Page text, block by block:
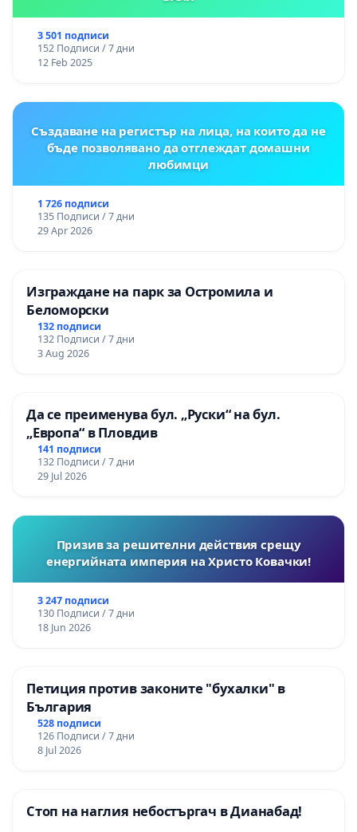
3 501 подписи
152 Подписи / 7 дни
12 Feb 2025
Създаване на регистър на лица, на които да не
бъде позволявано да отглеждат домашни
любимци
1 726 подписи
135 Подписи / 7 дни
29 Apr 2026
Изграждане на парк за Остромила и
Беломорски
132 подписи
132 Подписи / 7 дни
3 Aug 2026
Да се преименува бул. „Руски“ на бул.
„Европа“ в Пловдив
141 подписи
132 Подписи / 7 дни
29 Jul 2026
Призив за решителни действия срещу
енергийната империя на Христо Ковачки!
3 247 подписи
130 Подписи / 7 дни
18 Jun 2026
Петиция против законите "бухалки" в
България
528 подписи
126 Подписи / 7 дни
8 Jul 2026
Стоп на наглия небостъргач в Дианабад!